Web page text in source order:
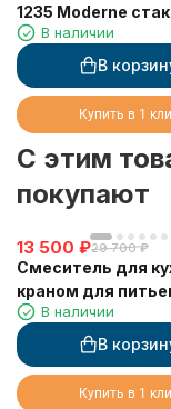
1235 Moderne
двойной, латунь/
Хром
В наличии
В
Купить в 1
C этим
покупают
13 500 ₽29 700 ₽
Смеситель для
краном для
воды VIKO V-5607 с
черным гибким
Gunmetal (латунь)
В наличии
В
Купить в 1